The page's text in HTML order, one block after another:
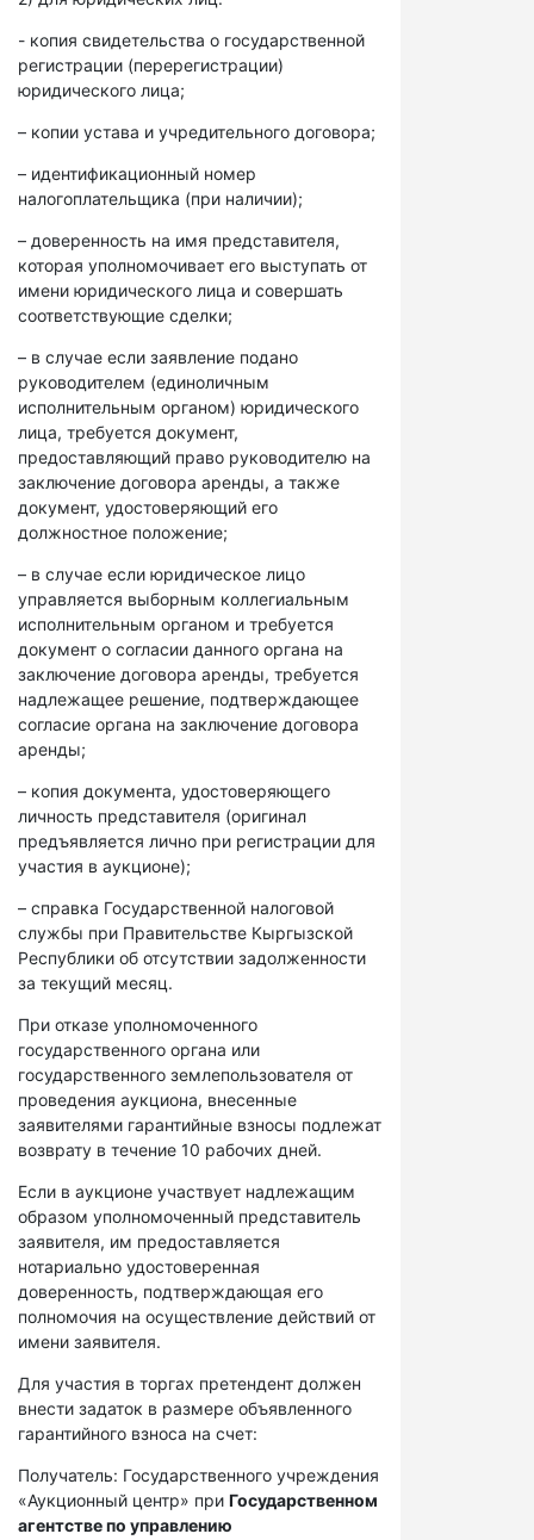
- копия свидетельства о государственной
регистрации (перерегистрации)
юридического лица;
– копии устава и учредительного договора;
– идентификационный номер
налогоплательщика (при наличии);
– доверенность на имя представителя,
которая уполномочивает его выступать от
имени юридического лица и совершать
соответствующие сделки;
– в случае если заявление подано
руководителем (единоличным
исполнительным органом) юридического
лица, требуется документ,
предоставляющий право руководителю на
заключение договора аренды, а также
документ, удостоверяющий его
должностное положение;
– в случае если юридическое лицо
управляется выборным коллегиальным
исполнительным органом и требуется
документ о согласии данного органа на
заключение договора аренды, требуется
надлежащее решение, подтверждающее
согласие органа на заключение договора
аренды;
– копия документа, удостоверяющего
личность представителя (оригинал
предъявляется лично при регистрации для
участия в аукционе);
– справка Государственной налоговой
службы при Правительстве Кыргызской
Республики об отсутствии задолженности
за текущий месяц.
При отказе уполномоченного
государственного органа или
государственного землепользователя от
проведения аукциона, внесенные
заявителями гарантийные взносы подлежат
возврату в течение 10 рабочих дней.
Если в аукционе участвует надлежащим
образом уполномоченный представитель
заявителя, им предоставляется
нотариально удостоверенная
доверенность, подтверждающая его
полномочия на осуществление действий от
имени заявителя.
Для участия в торгах претендент должен
внести задаток в размере объявленного
гарантийного взноса на счет:
Получатель: Государственного учреждения
«Аукционный центр» при Государственном
агентстве по управлению